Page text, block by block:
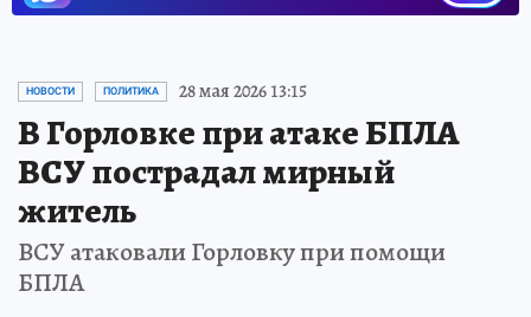
НОВОСТИ ПОЛИТИКА 28 мая 2026 13:15
В Горловке при атаке БПЛА
ВСУ пострадал мирный
житель
ВСУ атаковали Горловку при помощи
БПЛА